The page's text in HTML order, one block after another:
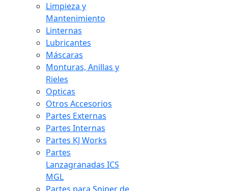
Limpieza y
Mantenimiento
Linternas
Lubricantes
Máscaras
Monturas, Anillas y
Rieles
Opticas
Otros Accesorios
Partes Externas
Partes Internas
Partes KJ Works
Partes
Lanzagranadas ICS
MGL